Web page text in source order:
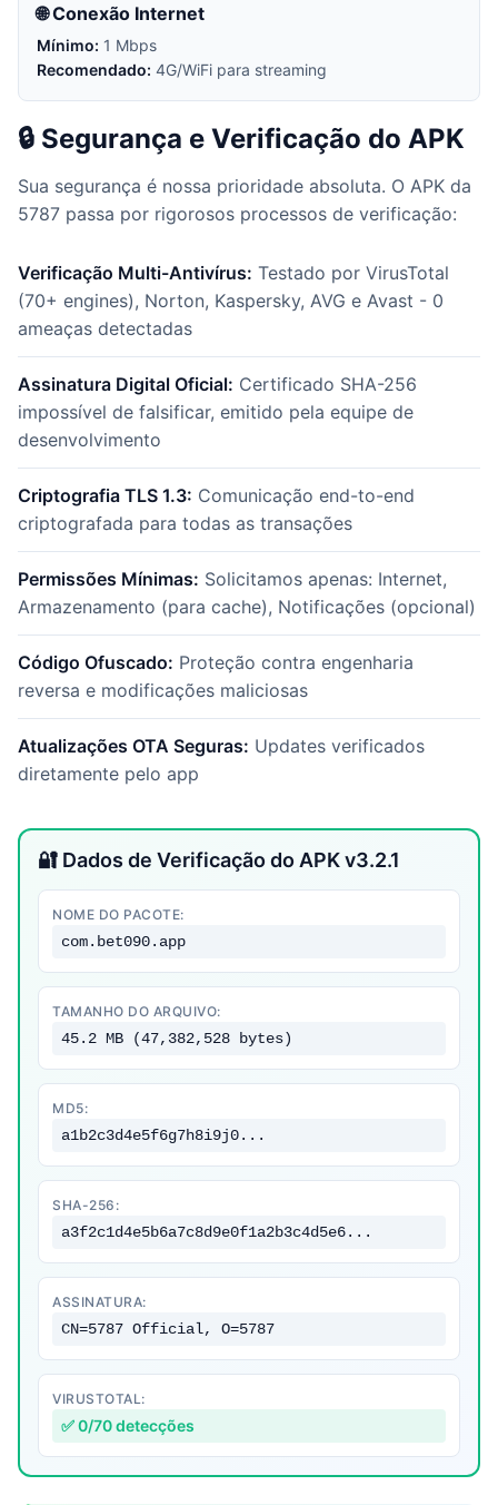
🌐 Conexão Internet
Mínimo: 1 Mbps
Recomendado: 4G/WiFi para streaming
🔒 Segurança e Verificação do APK
Sua segurança é nossa prioridade absoluta. O APK da
5787 passa por rigorosos processos de verificação:
Verificação Multi-Antivírus: Testado por VirusTotal
(70+ engines), Norton, Kaspersky, AVG e Avast - 0
ameaças detectadas
Assinatura Digital Oficial: Certificado SHA-256
impossível de falsificar, emitido pela equipe de
desenvolvimento
Criptografia TLS 1.3: Comunicação end-to-end
criptografada para todas as transações
Permissões Mínimas: Solicitamos apenas: Internet,
Armazenamento (para cache), Notificações (opcional)
Código Ofuscado: Proteção contra engenharia
reversa e modificações maliciosas
Atualizações OTA Seguras: Updates verificados
diretamente pelo app
🔐 Dados de Verificação do APK v3.2.1
NOME DO PACOTE:
com.bet090.app
TAMANHO DO ARQUIVO:
45.2 MB (47,382,528 bytes)
MD5:
a1b2c3d4e5f6g7h8i9j0...
SHA-256:
a3f2c1d4e5b6a7c8d9e0f1a2b3c4d5e6...
ASSINATURA:
CN=5787 Official, O=5787
VIRUSTOTAL:
✅ 0/70 detecções